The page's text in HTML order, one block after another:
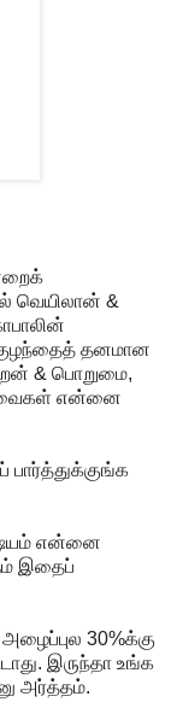
வெயிலான் &
தனமான
& பொறுமை,
என்னை
என்னை
இதைப்
30%க்கு
இருந்தா உங்க
அர்த்தம்.